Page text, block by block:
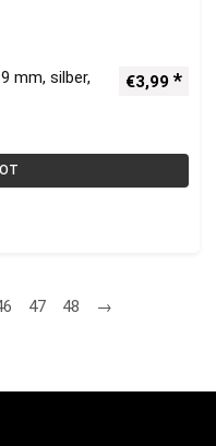
mm, silber,
€3,99
47 48 →